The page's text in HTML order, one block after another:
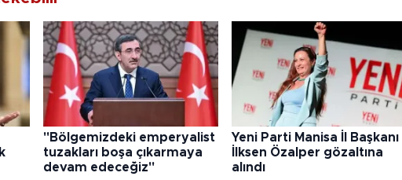
"Bölgemizdeki emperyalist
tuzakları boşa çıkarmaya
devam edeceğiz"
Yeni Parti Manisa İl Başkanı
İlksen Özalper gözaltına
alındı